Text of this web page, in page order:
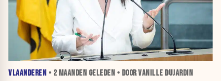
VLAANDEREN • 2 MAANDEN GELEDEN • DOOR VANILLE DUJARDIN